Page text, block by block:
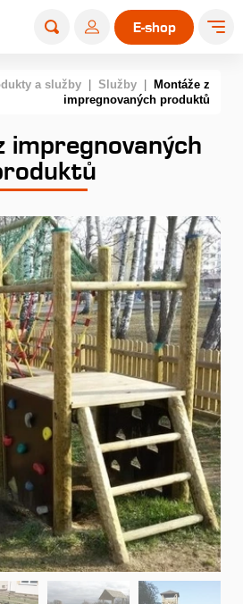
E-shop
a služby Služby
Montáže z
impregnovaných produktů
impregnovaných